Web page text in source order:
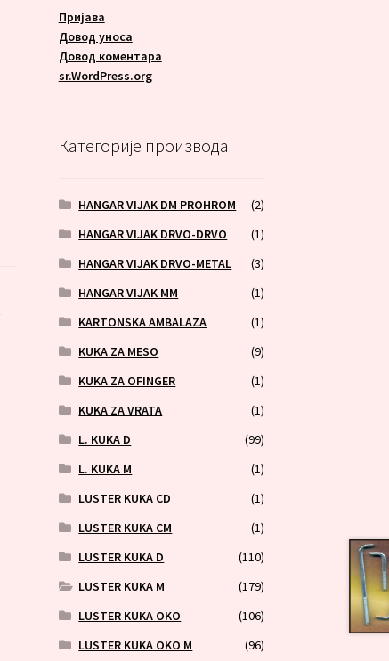
Пријава
Довод уноса
Довод коментара
sr.WordPress.org
Категорије производа
HANGAR VIJAK DM PROHROM
(2)
HANGAR VIJAK DRVO-DRVO
(1)
HANGAR VIJAK DRVO-METAL
(3)
HANGAR VIJAK MM
(1)
KARTONSKA AMBALAZA
(1)
KUKA ZA MESO
(9)
KUKA ZA OFINGER
(1)
KUKA ZA VRATA
(1)
L. KUKA D
(99)
L. KUKA M
(1)
LUSTER KUKA CD
(1)
LUSTER KUKA CM
(1)
LUSTER KUKA D
(110)
LUSTER KUKA M
(179)
LUSTER KUKA OKO
(106)
LUSTER KUKA OKO M
(96)